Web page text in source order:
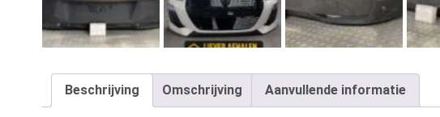
Beschrijving Omschrijving Aanvullende informatie